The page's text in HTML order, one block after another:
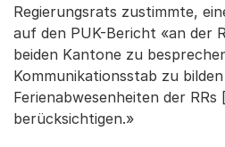
Regierungsrats zustimmte,
auf den PUK-Bericht «an der
beiden Kantone zu
Kommunikationsstab zu
Ferienabwesenheiten der
berücksichtigen.»